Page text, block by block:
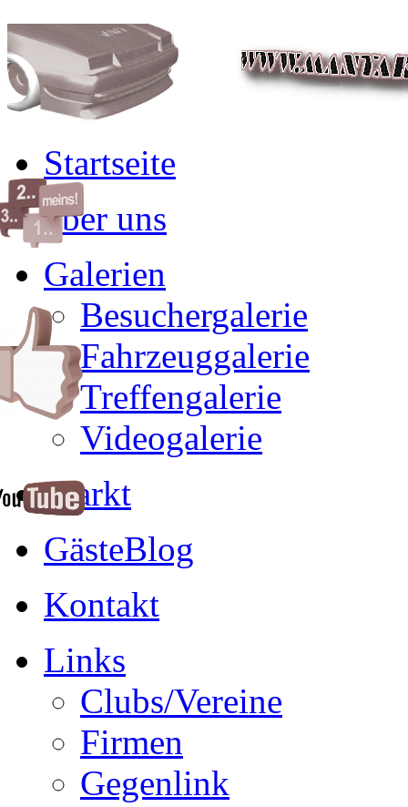
Startseite
über uns
Galerien
Besuchergalerie
Fahrzeuggalerie
Treffengalerie
Videogalerie
Markt
GästeBlog
Kontakt
Links
Clubs/Vereine
Firmen
Gegenlink